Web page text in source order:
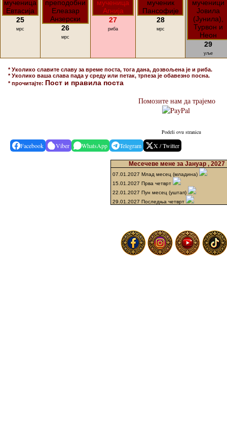
25
мрс 26
мрс
27
риба
28
мрс
29
уље
* Уколико славите славу за време поста, тога дана, дозвољена је и риба.
* Уколико ваша слава пада у среду или петак, трпеза је обавезно посна.
* прочитајте: Пост и правила поста
Помозите нам да трајемо
Podeli ovu stranicu
Facebook Viber WhatsApp Telegram X / Twitter
Месечеве мене за Јануар , 2027
07.01.2027 Млад месец (младина)
15.01.2027 Прва четврт
22.01.2027 Пун месец (уштап)
29.01.2027 Последња четврт